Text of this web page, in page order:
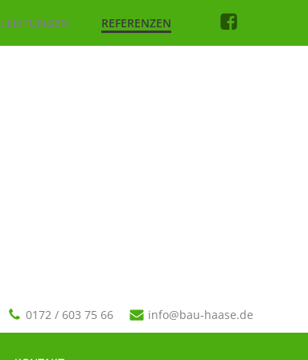
LEISTUNGEN REFERENZEN
0172 / 603 75 66 info@bau-haase.de